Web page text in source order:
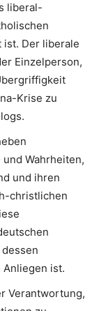
liberal-
ist. Der liberale
Einzelperson,
Krise zu
Wahrheiten,
und ihren
christlichen
ist.
Verantwortung,